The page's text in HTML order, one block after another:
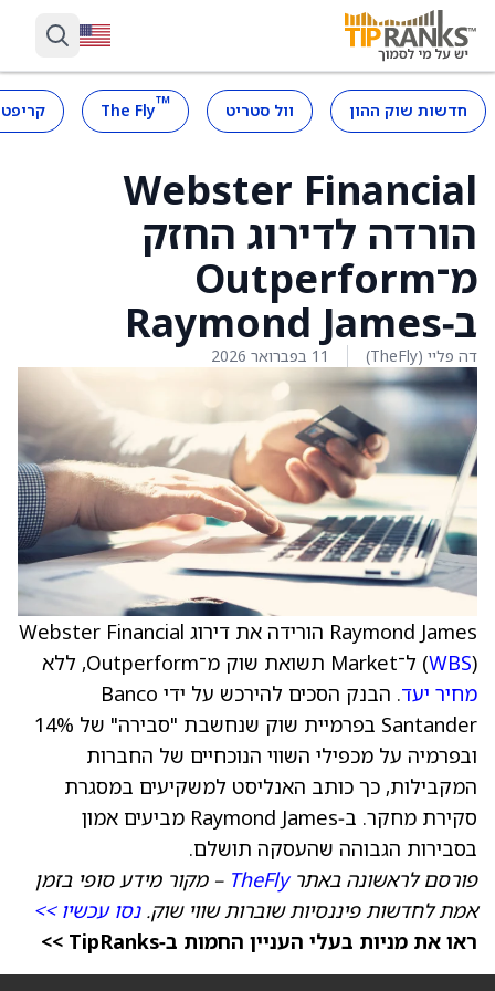
חדשות שוק ההון וול סטריט ™
The Fly
Webster Financial
הורדה לדירוג החזק
מ־Outperform
ב‑Raymond James
דה פליי (TheFly) 11 בפברואר 2026
Raymond James הורידה את דירוג Webster Financial
(WBS) ל־Market תשואת שוק מ־Outperform, ללא
מחיר יעד
. הבנק הסכים להירכש על ידי Banco
Santander בפרמיית שוק שנחשבת "סבירה" של 14%
ובפרמיה על מכפילי השווי הנוכחיים של החברות
המקבילות, כך כותב האנליסט למשקיעים במסגרת
סקירת מחקר. ב‑Raymond James מביעים אמון
בסבירות הגבוהה שהעסקה תושלם.
פורסם לראשונה באתרTheFly – מקור מידע סופי בזמן
אמת לחדשות פיננסיות שוברות שווי שוק.נסו עכשיו >>
ראו את מניות בעלי העניין החמות ב‑TipRanks >>